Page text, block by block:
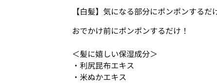
【白髪】気になる部分にポンポンする
おでかけ前にポンポンするだけ！
＜髪に嬉しい保湿成分＞
・利尻昆布エキス
・米ぬかエキス